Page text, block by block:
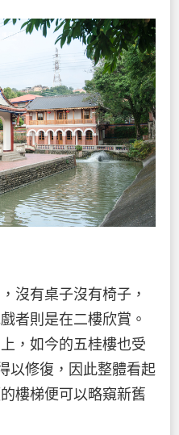
沒有桌子沒有椅子，
者則是在二樓欣賞。
，如今的五桂樓也受
以修復，因此整體看起
樓梯便可以略窺新舊